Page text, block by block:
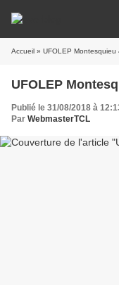
Accueil » UFOLEP Montesquieu
UFOLEP
Publié le 31/08/2018 à
Par WebmasterTCL